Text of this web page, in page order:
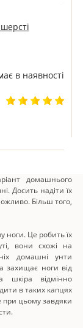
домашнього
Досить надіти їх
Більш того,
ноги. Це робить їх
вони схожі на
домашні унти
захищає ноги від
шкіра відмінно
в таких капцях
при цьому завдяки
в наявності